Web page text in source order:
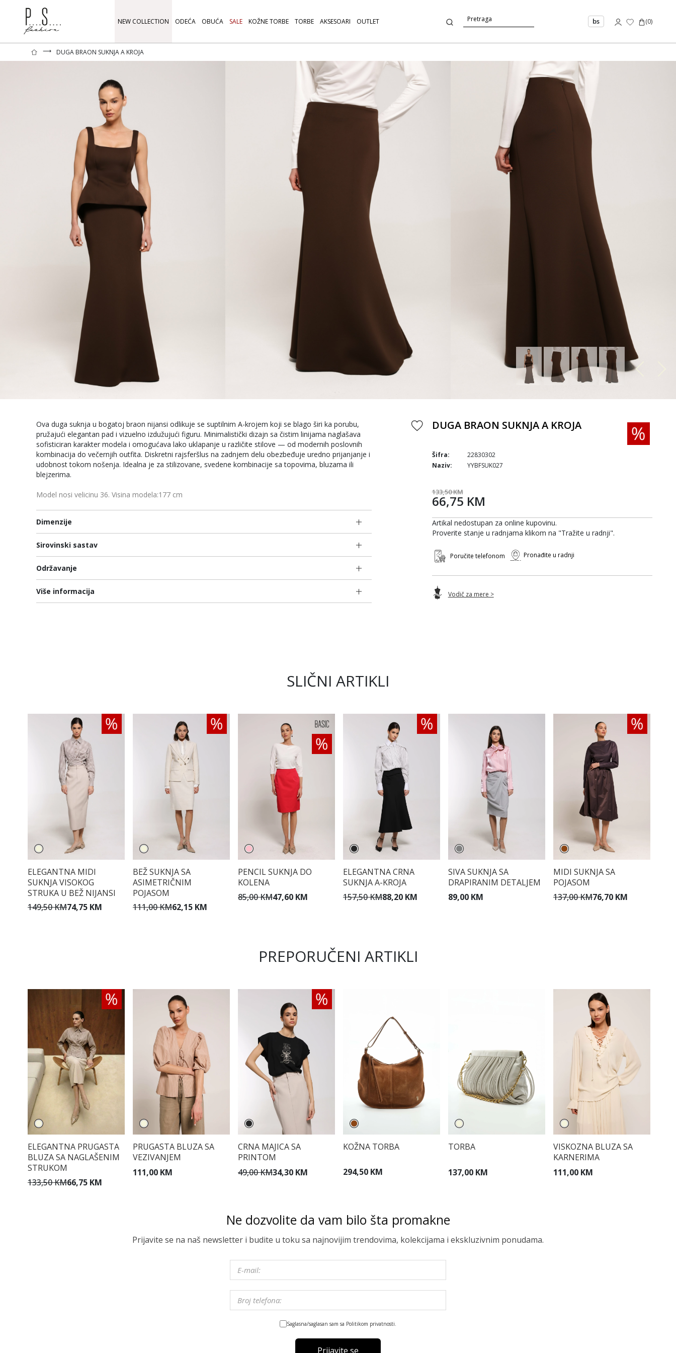
NEW COLLECTION ODEĆA OBUĆA SALE KOŽNE TORBE TORBE AKSESOARI OUTLET bs (0)
⟶ DUGA BRAON SUKNJA A KROJA
Ova duga suknja u bogatoj braon nijansi odlikuje se suptilnim A-krojem koji se blago širi ka porubu,
pružajući elegantan pad i vizuelno izdužujući figuru. Minimalistički dizajn sa čistim linijama naglašava
sofisticiran karakter modela i omogućava lako uklapanje u različite stilove — od modernih poslovnih
kombinacija do večernjih outfita. Diskretni rajsferšlus na zadnjem delu obezbeđuje uredno prijanjanje i
udobnost tokom nošenja. Idealna je za stilizovane, svedene kombinacije sa topovima, bluzama ili
blejzerima.
Model nosi velicinu 36. Visina modela:177 cm
Dimenzije
Sirovinski sastav
Održavanje
Više informacija
DUGA BRAON SUKNJA A KROJA
Šifra:
22830302
Naziv:
YYBFSUK027
133,50 KM
66,75 KM
Artikal nedostupan za online kupovinu.
Proverite stanje u radnjama klikom na "Tražite u radnji".
Poručite telefonom Pronađite u radnji
Vodič za mere >
SLIČNI ARTIKLI
ELEGANTNA MIDI
SUKNJA VISOKOG
STRUKA U BEŽ NIJANSI
149,50 KM74,75 KM
BEŽ SUKNJA SA
ASIMETRIČNIM
POJASOM
111,00 KM62,15 KM
PENCIL SUKNJA DO
KOLENA
85,00 KM47,60 KM
ELEGANTNA CRNA
SUKNJA A-KROJA
157,50 KM88,20 KM
SIVA SUKNJA SA
DRAPIRANIM DETALJEM
89,00 KM
MIDI SUKNJA SA
POJASOM
137,00 KM76,70 KM
PREPORUČENI ARTIKLI
ELEGANTNA PRUGASTA
BLUZA SA NAGLAŠENIM
STRUKOM
133,50 KM66,75 KM
PRUGASTA BLUZA SA
VEZIVANJEM
111,00 KM
CRNA MAJICA SA
PRINTOM
49,00 KM34,30 KM
KOŽNA TORBA
294,50 KM
TORBA
137,00 KM
VISKOZNA BLUZA SA
KARNERIMA
111,00 KM
Ne dozvolite da vam bilo šta promakne
Prijavite se na naš newsletter i budite u toku sa najnovijim trendovima, kolekcijama i ekskluzivnim ponudama.
Saglasna/saglasan sam sa Politikom privatnosti.
Prijavite se